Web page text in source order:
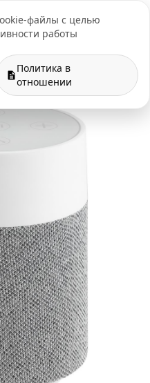
файлы с целью
работы
Политика в
отношении
+7 (495) 109-07-
Портативные колонки